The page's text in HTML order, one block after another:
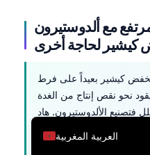
مع ألدوستيرون
كيشير لحاجة أخرى
كيشير بعيداً على فرط
نحو نقص إنتاج من الغدة
فتصنيع الألدوستيرون. هاد
ملي يكون الصوديوم منخفض
العربية المغربية
English
Deutsch
Français
עִבְרִית